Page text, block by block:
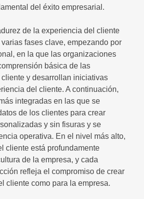
del éxito empresarial.
de la experiencia del cliente
fases clave, empezando por
en la que las organizaciones
básica de las
y desarrollan iniciativas
del cliente. A continuación,
integradas en las que se
de los clientes para crear
y sin fisuras y se
operativa. En el nivel más alto,
cliente está profundamente
de la empresa, y cada
refleja el compromiso de crear
cliente como para la empresa.